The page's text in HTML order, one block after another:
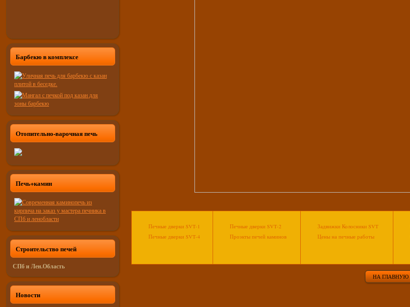
Барбекю в комплексе
Отопительно-варочная печь
Печь+камин
Строительство печей
СПб и Лен.Область
Новости
Печные дверки SVT-1
Печные дверки SVT-4
Печные дверки SVT-2
Проэкты печей каминов
Задвижки Колосники SVT
Цены на печные работы
НА ГЛАВНУЮ